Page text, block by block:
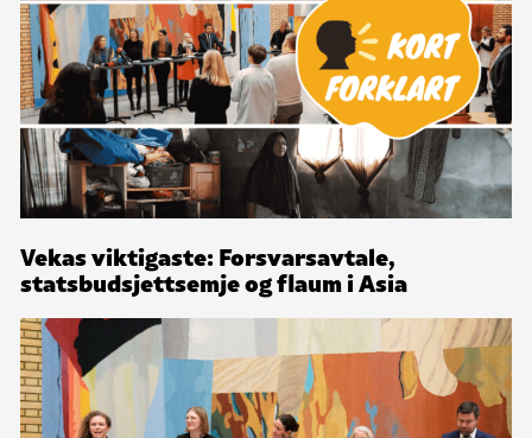
Vekas viktigaste: Forsvarsavtale,
statsbudsjettsemje og flaum i Asia